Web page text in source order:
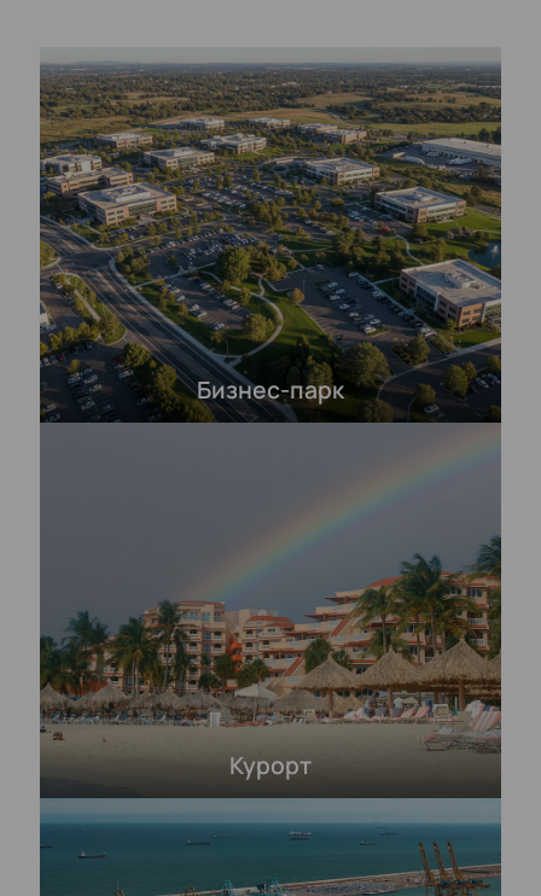
Бизнес-парк
Курорт